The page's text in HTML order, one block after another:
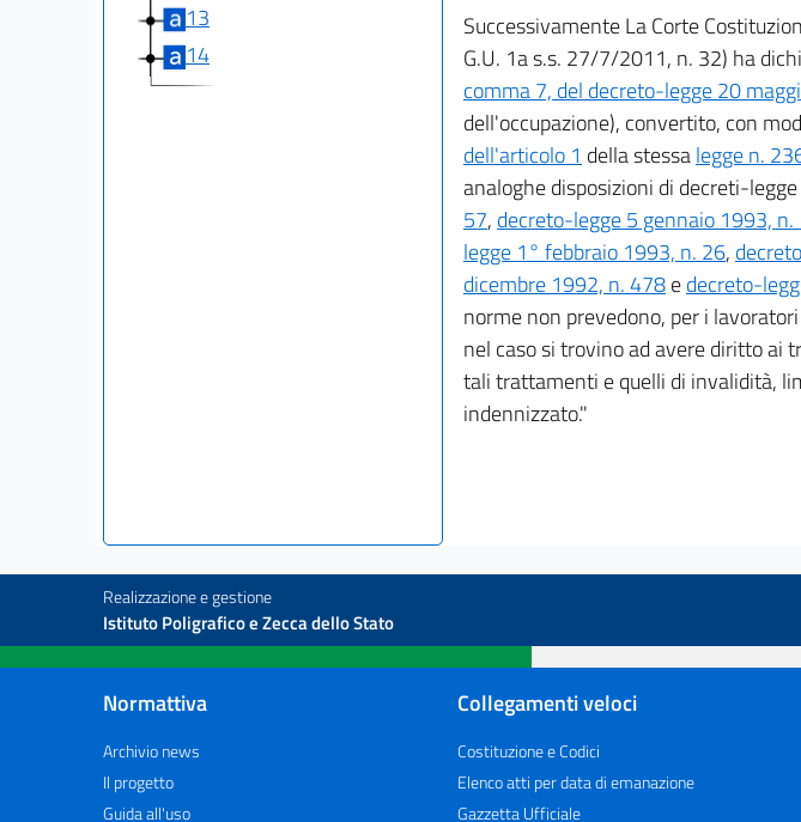
13
14
Successivamente La Corte
G.U. 1a s.s. 27/7/2011, n. 32) ha
comma 7, del decreto-legge 20
dell'occupazione), convertito, con
dell'articolo 1 della stessalegge n.
analoghe disposizioni di decreti-
57, decreto-legge 5 gennaio 1993, n.
legge 1° febbraio 1993, n. 26,
dicembre 1992, n. 478edecreto-
norme non prevedono, per i
nel caso si trovino ad avere diritto ai
tali trattamenti e quelli di invalidità,
indennizzato."
Realizzazione e gestione
Istituto Poligrafico e Zecca dello Stato
Normattiva
Archivio news
Il progetto
Guida all'uso
Collegamenti veloci
Costituzione e Codici
Elenco atti per data di emanazione
Gazzetta Ufficiale